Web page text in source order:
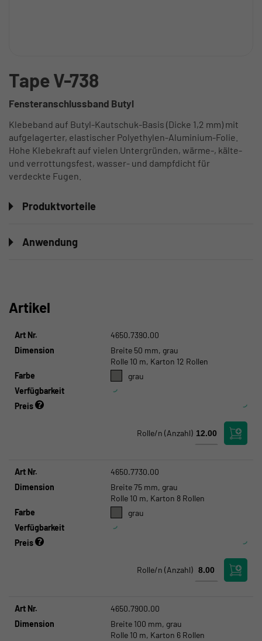
Tape V-738
Fensteranschlussband Butyl
Klebeband auf Butyl-Kautschuk-Basis (Dicke 1,2 mm) mit
aufgelagerter, elastischer Polyethylen-Aluminium-Folie.
Hohe Klebekraft auf vielen Untergründen, wärme-, kälte-
und verrottungsfest, wasser- und dampfdicht für
verdeckte Fugen.
Produktvorteile
Anwendung
Artikel
Art Nr.
4650.7390.00
Dimension
Breite 50 mm, grau
Rolle 10 m, Karton 12 Rollen
Farbe
grau
Verfügbarkeit
Preis
Rolle/n (Anzahl)
Art Nr.
4650.7730.00
Dimension
Breite 75 mm, grau
Rolle 10 m, Karton 8 Rollen
Farbe
grau
Verfügbarkeit
Preis
Rolle/n (Anzahl)
Art Nr.
4650.7900.00
Dimension
Breite 100 mm, grau
Rolle 10 m, Karton 6 Rollen